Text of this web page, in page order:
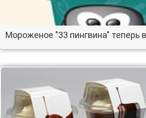
Мороженое "33 пингвина" теперь